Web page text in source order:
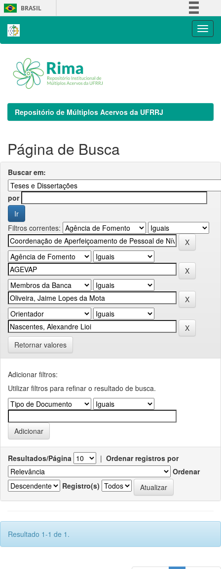
Skip
navigation
BRASIL
Repositório de Múltiplos Acervos da UFRRJ
Página de Busca
Buscar em:
por
Filtros correntes:
Retornar valores
Adicionar filtros:
Utilizar filtros para refinar o resultado de busca.
Resultados/Página | Ordenar registros por
Ordenar
Registro(s)
Resultado 1-1 de 1.